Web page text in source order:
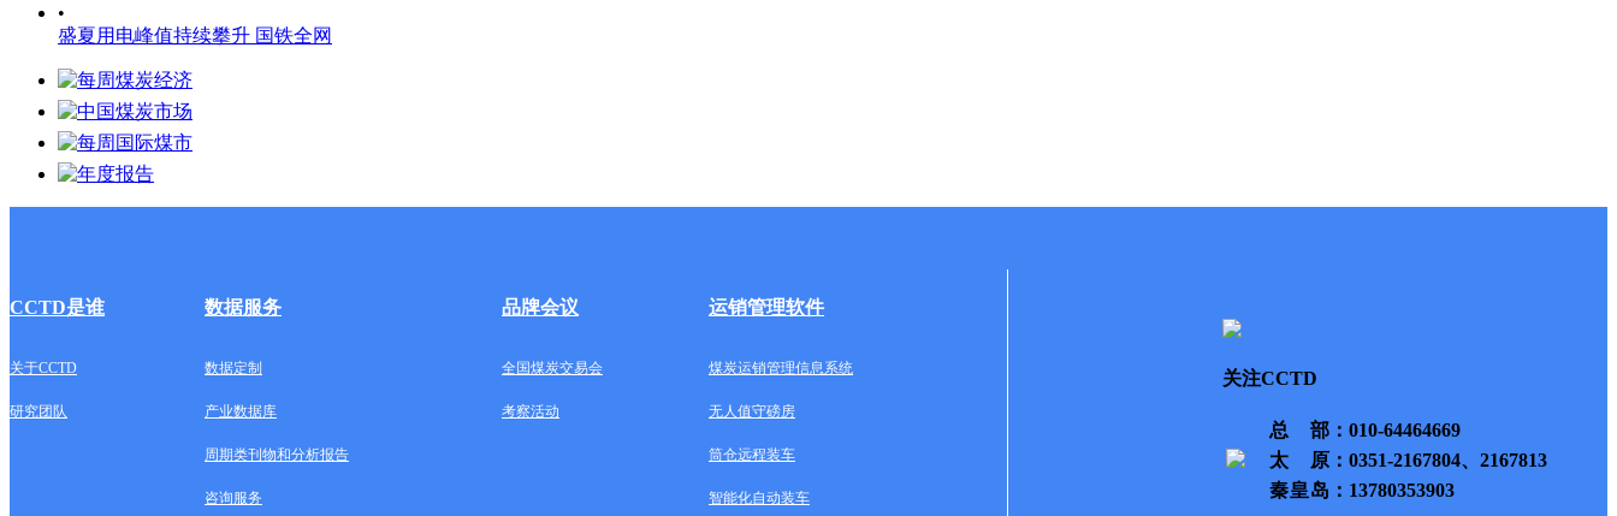
•
盛夏用电峰值持续攀升 国铁全网
CCTD是谁 数据服务 品牌会议 运销管理软件
关于CCTD 数据定制 全国煤炭交易会 煤炭运销管理信息系统
研究团队 产业数据库 考察活动 无人值守磅房
周期类刊物和分析报告 筒仓远程装车
咨询服务 智能化自动装车
关注CCTD
总部 ：010-64464669
太原 ：0351-2167804、2167813
秦皇岛 ：13780353903